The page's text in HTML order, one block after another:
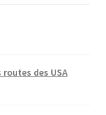
des USA